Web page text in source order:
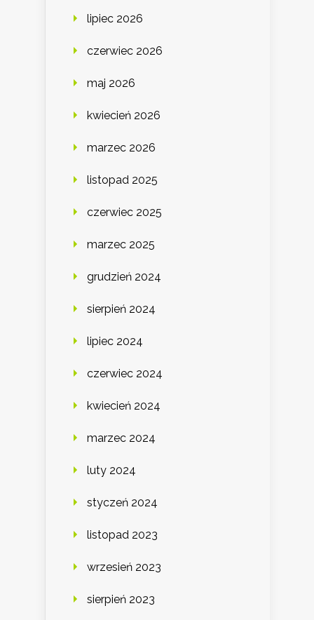
lipiec 2026
czerwiec 2026
maj 2026
kwiecień 2026
marzec 2026
listopad 2025
czerwiec 2025
marzec 2025
grudzień 2024
sierpień 2024
lipiec 2024
czerwiec 2024
kwiecień 2024
marzec 2024
luty 2024
styczeń 2024
listopad 2023
wrzesień 2023
sierpień 2023